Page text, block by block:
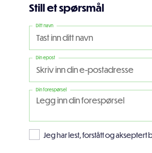
Still et spørsmål
Ditt navn
Din epost
Din forespørsel
Jeg har lest, forstått og